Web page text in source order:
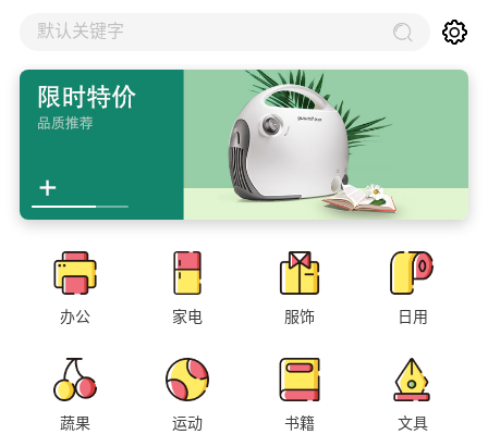
默认关键字
办公 家电 服饰 日用
蔬果 运动 书籍 文具